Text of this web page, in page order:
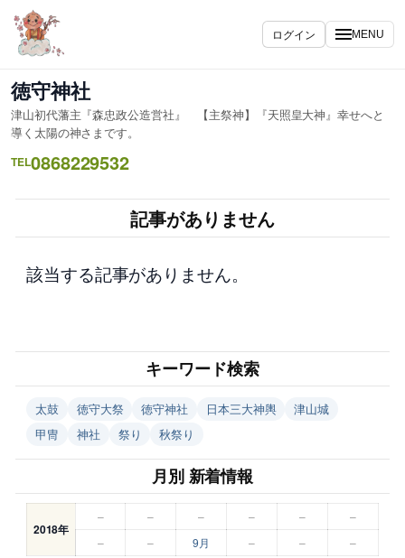
内
容
ス
キ
ッ
プ
ログイン MENU
徳守神社
津山初代藩主『森忠政公造営社』 【主祭神】『天照皇大神』幸せへと
導く太陽の神さまです。
TEL0868229532
記事がありません
該当する記事がありません。
キーワード検索
太鼓 徳守大祭 徳守神社 日本三大神輿
津山城
甲冑
神社 祭り 秋祭り
月別 新着情報
2018年
– – – – –
–
–
– 9月 – – –